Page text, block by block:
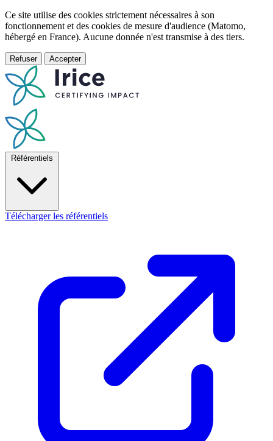
Ce site utilise des cookies strictement nécessaires à son
fonctionnement et des cookies de mesure d'audience (Matomo,
hébergé en France). Aucune donnée n'est transmise à des tiers.
Refuser Accepter
Référentiels
Télécharger les référentiels